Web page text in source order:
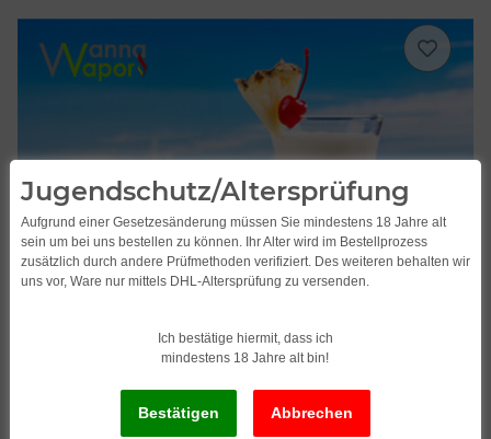
Jugendschutz/Altersprüfung
Aufgrund einer Gesetzesänderung müssen Sie mindestens 18 Jahre alt
sein um bei uns bestellen zu können. Ihr Alter wird im Bestellprozess
zusätzlich durch andere Prüfmethoden verifiziert. Des weiteren behalten wir
uns vor, Ware nur mittels DHL-Altersprüfung zu versenden.
Ich bestätige hiermit, dass ich
mindestens 18 Jahre alt bin!